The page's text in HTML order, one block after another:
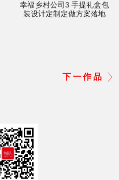
幸福乡村公司3 手提礼盒包
装设计定制定做方案落地
下一作品